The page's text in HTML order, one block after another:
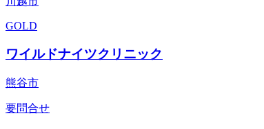
GOLD
ワイルドナイツクリニック
熊谷市
要問合せ